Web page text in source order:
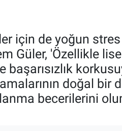
için de yoğun
Güler, 'Özellikle
başarısızlık
doğal bir
becerilerini